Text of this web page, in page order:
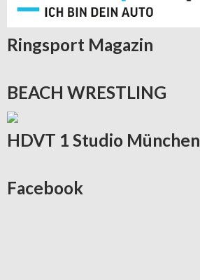
Ringsport Magazin
BEACH WRESTLING
HDVT 1 Studio München
Facebook